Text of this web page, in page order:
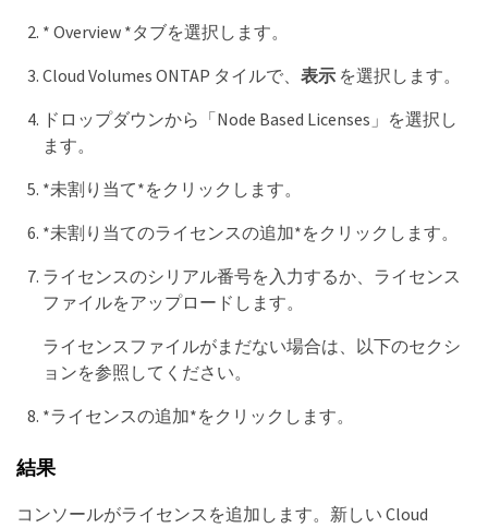
* Overview *タブを選択します。
Cloud Volumes ONTAP タイルで、 表示を選択します。
ドロップダウンから「Node Based Licenses」を選択し
ます。
*未割り当て*をクリックします。
*未割り当てのライセンスの追加*をクリックします。
ライセンスのシリアル番号を入力するか、ライセンス
ファイルをアップロードします。
ライセンスファイルがまだない場合は、以下のセクシ
ョンを参照してください。
*ライセンスの追加*をクリックします。
結果
コンソールがライセンスを追加します。新しい Cloud